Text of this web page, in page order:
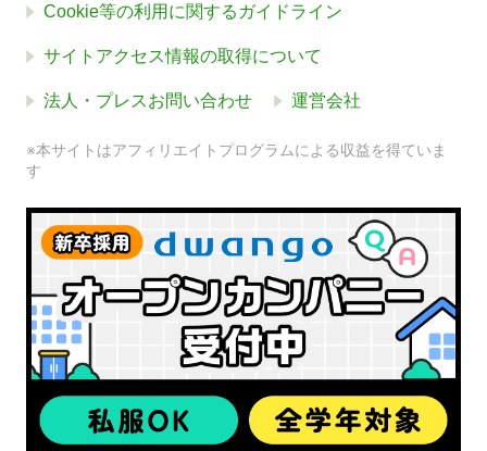
Cookie等の利用に関するガイドライン
サイトアクセス情報の取得について
法人・プレスお問い合わせ 運営会社
※本サイトはアフィリエイトプログラムによる収益を得ていま
す